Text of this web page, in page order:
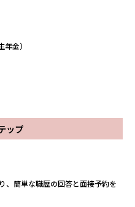
金）
ップ
、簡単な職歴の回答と面接予約を